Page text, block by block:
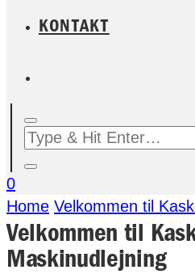
KONTAKT
Looking
0
Home Velkommen til
Velkommen til
Maskinudlejning